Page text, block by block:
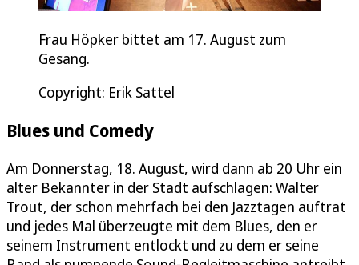
Frau Höpker bittet am 17. August zum
Gesang.
Copyright: Erik Sattel
Blues und Comedy
Am Donnerstag, 18. August, wird dann ab 20 Uhr ein
alter Bekannter in der Stadt aufschlagen: Walter
Trout, der schon mehrfach bei den Jazztagen auftrat
und jedes Mal überzeugte mit dem Blues, den er
seinem Instrument entlockt und zu dem er seine